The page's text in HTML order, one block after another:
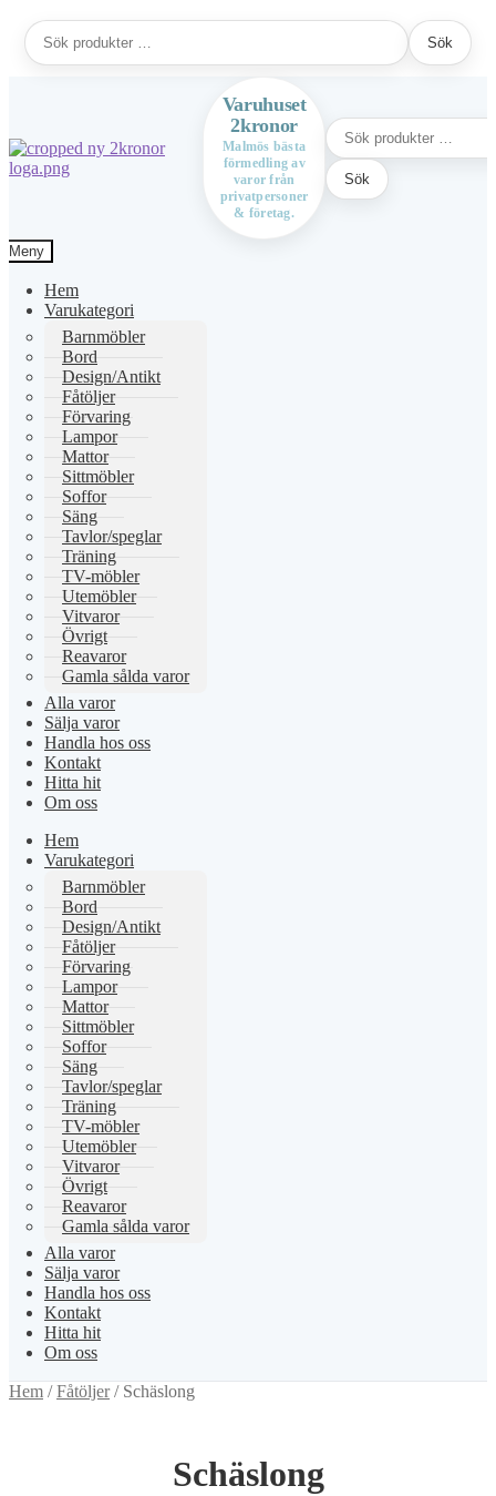
Sök
efter:
Sök
Hoppa
Hoppa
Varuhuset
2kronor
Malmös bästa
förmedling av
varor från
privatpersoner
& företag.
Sök
efter:
Sök
Meny
Hem
Varukategori
Barnmöbler
Bord
Design/Antikt
Fåtöljer
Förvaring
Lampor
Mattor
Sittmöbler
Soffor
Säng
Tavlor/speglar
Träning
TV-möbler
Utemöbler
Vitvaror
Övrigt
Reavaror
Gamla sålda varor
Alla varor
Sälja varor
Handla hos oss
Kontakt
Hitta hit
Om oss
Hem
Varukategori
Barnmöbler
Bord
Design/Antikt
Fåtöljer
Förvaring
Lampor
Mattor
Sittmöbler
Soffor
Säng
Tavlor/speglar
Träning
TV-möbler
Utemöbler
Vitvaror
Övrigt
Reavaror
Gamla sålda varor
Alla varor
Sälja varor
Handla hos oss
Kontakt
Hitta hit
Om oss
Hem /Fåtöljer/ Schäslong
Schäslong